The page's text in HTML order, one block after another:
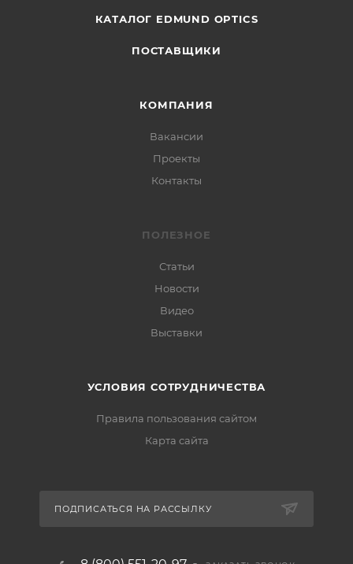
КАТАЛОГ EDMUND OPTICS
ПОСТАВЩИКИ
КОМПАНИЯ
Вакансии
Проекты
Контакты
ПОЛЕЗНОЕ
Статьи
Новости
Видео
Выставки
УСЛОВИЯ СОТРУДНИЧЕСТВА
Правила пользования сайтом
Карта сайта
ПОДПИСАТЬСЯ НА РАССЫЛКУ